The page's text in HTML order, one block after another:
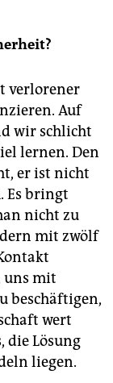
verlorener
Auf
wir schlicht
lernen. Den
er ist nicht
Es bringt
nicht zu
mit zwölf
uns mit
beschäftigen,
wert
die Lösung
liegen.